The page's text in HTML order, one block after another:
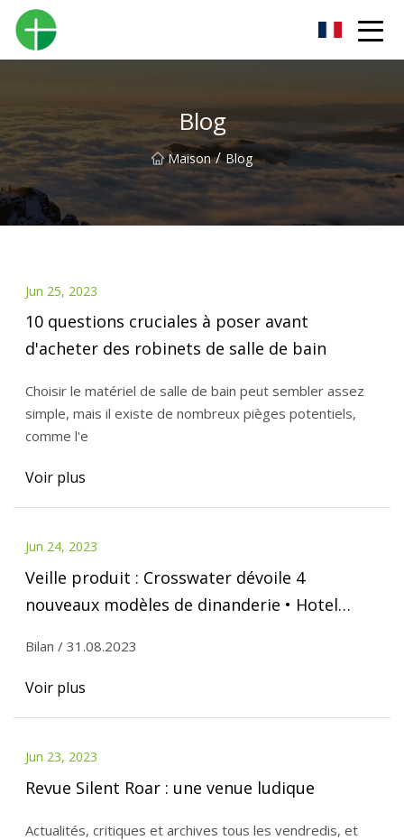
Blog
Maison / Blog
Jun 25, 2023
10 questions cruciales à poser avant
d'acheter des robinets de salle de bain
Choisir le matériel de salle de bain peut sembler assez
simple, mais il existe de nombreux pièges potentiels,
comme l'e
Voir plus
Jun 24, 2023
Veille produit : Crosswater dévoile 4
nouveaux modèles de dinanderie • Hotel
Bilan / 31.08.2023
Voir plus
Jun 23, 2023
Revue Silent Roar : une venue ludique
Actualités, critiques et archives tous les vendredis, et